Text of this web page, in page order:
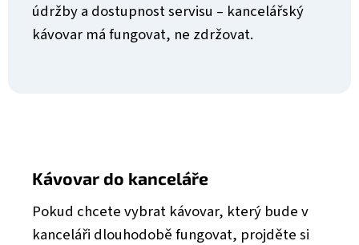
údržby a dostupnost servisu – kancelářský
kávovar má fungovat, ne zdržovat.
Kávovar do kanceláře
Pokud chcete vybrat kávovar, který bude v
kanceláři dlouhodobě fungovat, projděte si